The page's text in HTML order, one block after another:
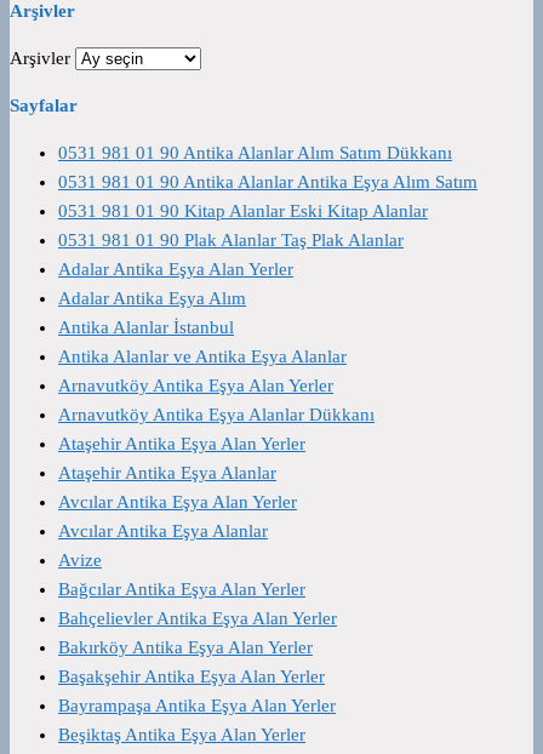
Arşivler
Arşivler
Sayfalar
0531 981 01 90 Antika Alanlar Alım Satım Dükkanı
0531 981 01 90 Antika Alanlar Antika Eşya Alım Satım
0531 981 01 90 Kitap Alanlar Eski Kitap Alanlar
0531 981 01 90 Plak Alanlar Taş Plak Alanlar
Adalar Antika Eşya Alan Yerler
Adalar Antika Eşya Alım
Antika Alanlar İstanbul
Antika Alanlar ve Antika Eşya Alanlar
Arnavutköy Antika Eşya Alan Yerler
Arnavutköy Antika Eşya Alanlar Dükkanı
Ataşehir Antika Eşya Alan Yerler
Ataşehir Antika Eşya Alanlar
Avcılar Antika Eşya Alan Yerler
Avcılar Antika Eşya Alanlar
Avize
Bağcılar Antika Eşya Alan Yerler
Bahçelievler Antika Eşya Alan Yerler
Bakırköy Antika Eşya Alan Yerler
Başakşehir Antika Eşya Alan Yerler
Bayrampaşa Antika Eşya Alan Yerler
Beşiktaş Antika Eşya Alan Yerler